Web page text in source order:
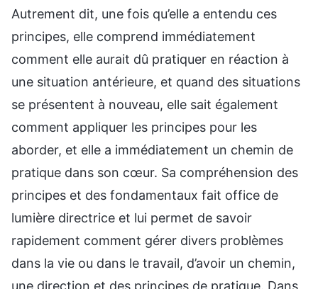
Autrement dit, une fois qu’elle a entendu ces
principes, elle comprend immédiatement
comment elle aurait dû pratiquer en réaction à
une situation antérieure, et quand des situations
se présentent à nouveau, elle sait également
comment appliquer les principes pour les
aborder, et elle a immédiatement un chemin de
pratique dans son cœur. Sa compréhension des
principes et des fondamentaux fait office de
lumière directrice et lui permet de savoir
rapidement comment gérer divers problèmes
dans la vie ou dans le travail, d’avoir un chemin,
une direction et des principes de pratique. Dans